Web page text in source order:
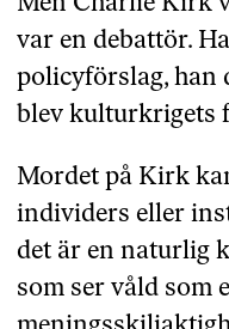
var en debattör.
policyförslag, han
blev kulturkrigets
Mordet på Kirk
individers eller
det är en naturlig
som ser våld som